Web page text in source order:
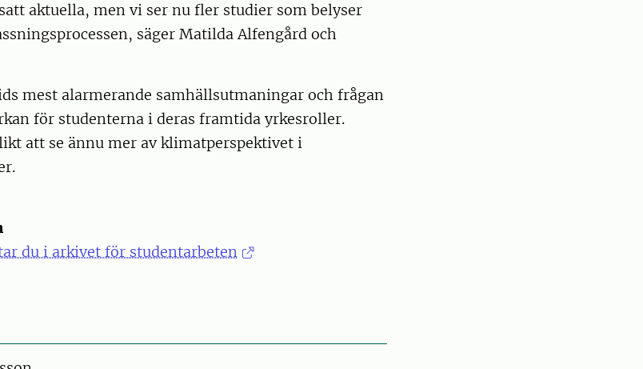
aktuella, men vi ser nu fler studier som belyser
säger Matilda Alfengård och
mest alarmerande samhällsutmaningar och frågan
för studenterna i deras framtida yrkesroller.
att se ännu mer av klimatperspektivet i
du i arkivet för studentarbeten